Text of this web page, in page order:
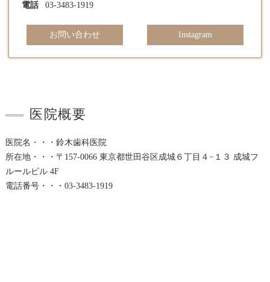
電話
03-3483-1919
お問い合わせ Instagram
医院概要
医院名・・・鈴木歯科医院
所在地・・・〒157-0066 東京都世田谷区成城６丁目４−１３ 成城フ
ルールビル 4F
電話番号・・・03-3483-1919